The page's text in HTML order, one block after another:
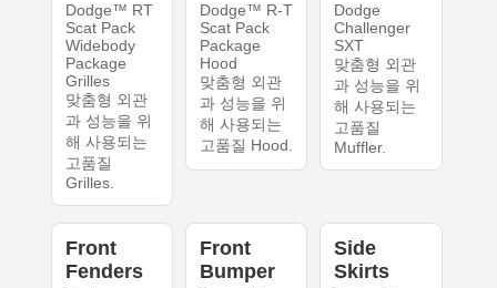
Dodge™ RT
Scat Pack
Widebody
Package
Grilles
맞춤형 외관
과 성능을 위
해 사용되는
고품질
Grilles.
Dodge™ R-T
Scat Pack
Package
Hood
맞춤형 외관
과 성능을 위
해 사용되는
고품질 Hood.
Dodge
Challenger
SXT
맞춤형 외관
과 성능을 위
해 사용되는
고품질
Muffler.
Front
Fenders
Front
Bumper
Side
Skirts